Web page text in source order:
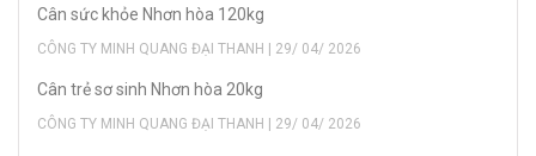
Cân sức khỏe Nhơn hòa 120kg
CÔNG TY MINH QUANG ĐẠI THANH | 29/ 04/ 2026
Cân trẻ sơ sinh Nhơn hòa 20kg
CÔNG TY MINH QUANG ĐẠI THANH | 29/ 04/ 2026